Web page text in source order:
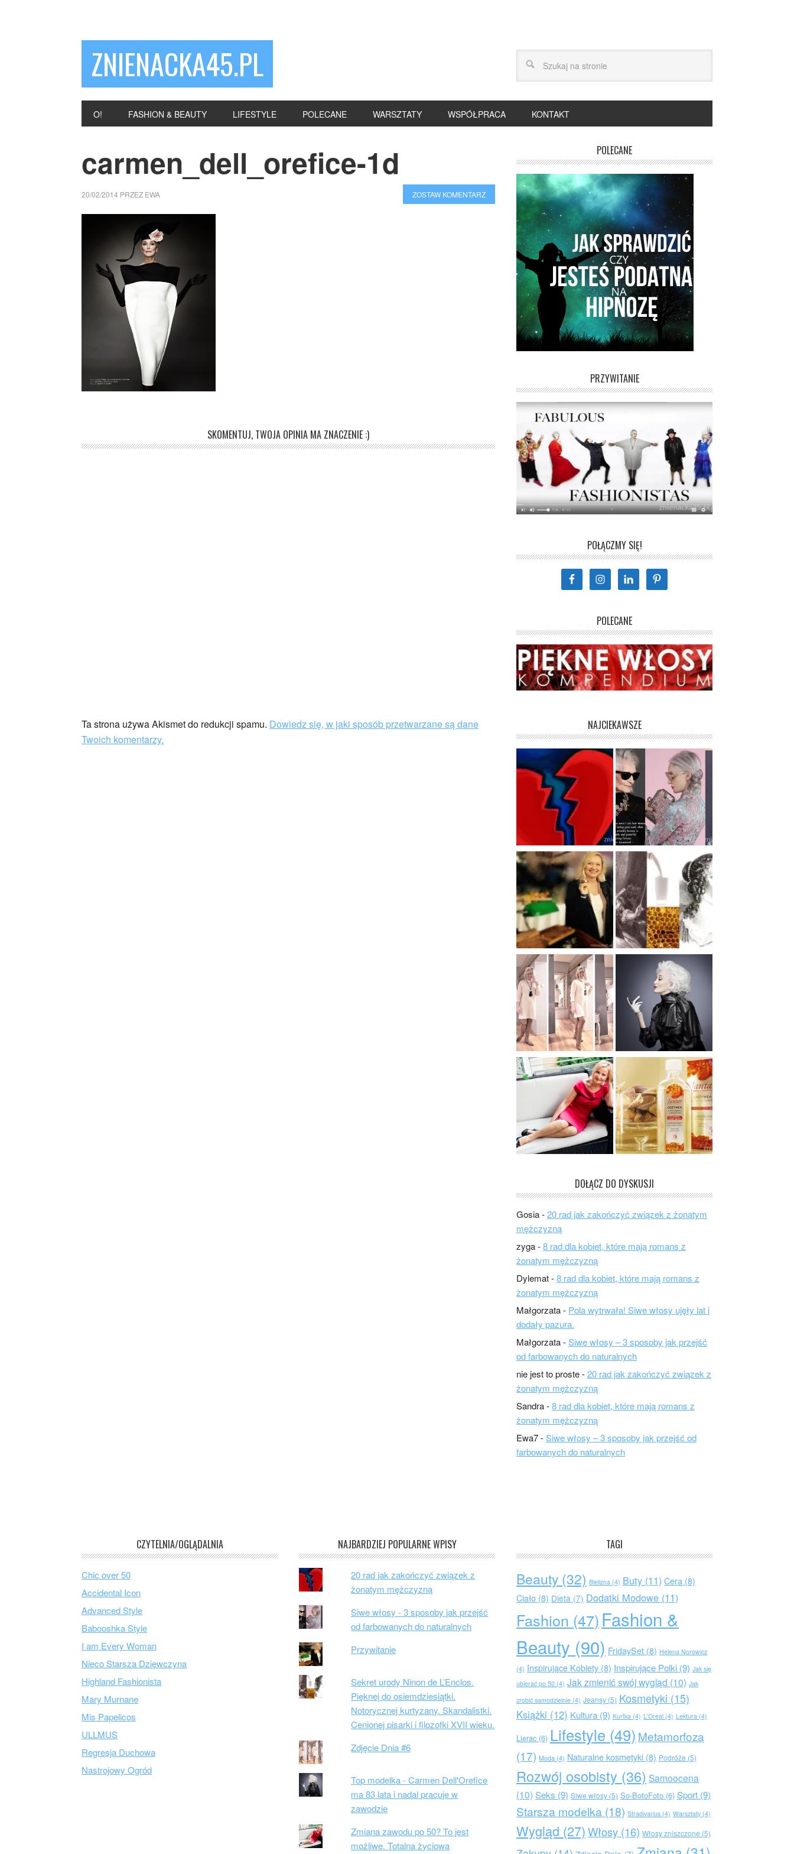
ZNIENACKA45.PL
O! FASHION & BEAUTY LIFESTYLE POLECANE WARSZTATY WSPÓŁPRACA KONTAKT
carmen_dell_orefice-1d
20/02/2014 PRZEZ EWA ZOSTAW KOMENTARZ
SKOMENTUJ, TWOJA OPINIA MA ZNACZENIE :)
Ta strona używa Akismet do redukcji spamu. Dowiedz się, w jaki sposób przetwarzane są dane
Twoich komentarzy.
POLECANE
PRZYWITANIE
POŁĄCZMY SIĘ!
POLECANE
NAJCIEKAWSZE
DOŁĄCZ DO DYSKUSJI
Gosia-20 rad jak zakończyć związek z żonatym
mężczyzną
zyga-8 rad dla kobiet, które mają romans z
żonatym mężczyzną
Dylemat-8 rad dla kobiet, które mają romans z
żonatym mężczyzną
Małgorzata- Pola wytrwała! Siwe włosy ujęły lat i
dodały pazura.
Małgorzata-Siwe włosy – 3 sposoby jak przejść
od farbowanych do naturalnych
nie jest to proste-20 rad jak zakończyć związek z
żonatym mężczyzną
Sandra-8 rad dla kobiet, które mają romans z
żonatym mężczyzną
Ewa7-Siwe włosy – 3 sposoby jak przejść od
farbowanych do naturalnych
CZYTELNIA/OGLĄDALNIA
Chic over 50
Accidental Icon
Advanced Style
Babooshka Style
I am Every Woman
Nieco Starsza Dziewczyna
Highland Fashionista
Mary Murnane
Mis Papelicos
ULLMUS
Regresja Duchowa
Nastrojowy Ogród
NAJBARDZIEJ POPULARNE WPISY
20 rad jak zakończyć związek z
żonatym mężczyzną
Siwe włosy - 3 sposoby jak przejść
od farbowanych do naturalnych
Przywitanie
Sekret urody Ninon de L’Enclos.
Pięknej do osiemdziesiątki.
Notorycznej kurtyzany. Skandalistki.
Cenionej pisarki i filozofki XVII wieku.
Zdjęcie Dnia #6
Top modelka - Carmen Dell'Orefice
ma 83 lata i nadal pracuje w
zawodzie
Zmiana zawodu po 50? To jest
możliwe. Totalna życiowa
TAGI
Beauty (32) Bielizna (4) Buty (11) Cera (8)
Ciało (8) Dieta (7) Dodatki Modowe (11)
Fashion (47)Fashion &
Beauty (90) FridaySet (8) Helena Norowicz
(4) Inspirujące Kobiety (8) Inspirujące Polki (9) Jak się
ubierać po 50 (4) Jak zmienić swój wygląd (10) Jak
zrobić samodzielnie (4) Jeansy (5) Kosmetyki (15)
Książki (12) Kultura (9) Kurtka (4) L'Oreal (4) Lektura (4)
Lierac (6) Lifestyle (49) Metamorfoza
(17) Moda (4) Naturalne kosmetyki (8) Podróże (5)
Rozwój osobisty (36) Samoocena
(10) Seks (9) Siwe włosy (5) So-BotoFoto (6) Sport (9)
Starsza modelka (18) Stradivarius (4) Warsztaty (4)
Wygląd (27)Włosy (16) Włosy zniszczone (5)